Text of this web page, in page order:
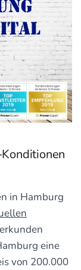
in Hamburg
eine
von 200.000